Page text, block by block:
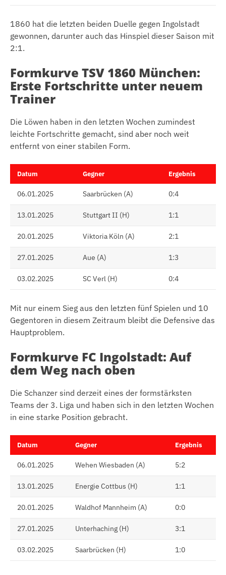
1860 hat die letzten beiden Duelle gegen Ingolstadt
gewonnen, darunter auch das Hinspiel dieser Saison mit
2:1.
Formkurve TSV 1860 München:
Erste Fortschritte unter neuem
Trainer
Die Löwen haben in den letzten Wochen zumindest
leichte Fortschritte gemacht, sind aber noch weit
entfernt von einer stabilen Form.
Datum Gegner Ergebnis
06.01.2025 Saarbrücken (A) 0:4
13.01.2025 Stuttgart II (H) 1:1
20.01.2025 Viktoria Köln (A) 2:1
27.01.2025 Aue (A) 1:3
03.02.2025 SC Verl (H) 0:4
Mit nur einem Sieg aus den letzten fünf Spielen und 10
Gegentoren in diesem Zeitraum bleibt die Defensive das
Hauptproblem.
Formkurve FC Ingolstadt: Auf
dem Weg nach oben
Die Schanzer sind derzeit eines der formstärksten
Teams der 3. Liga und haben sich in den letzten Wochen
in eine starke Position gebracht.
Datum Gegner Ergebnis
06.01.2025 Wehen Wiesbaden (A) 5:2
13.01.2025 Energie Cottbus (H) 1:1
20.01.2025 Waldhof Mannheim (A) 0:0
27.01.2025 Unterhaching (H) 3:1
03.02.2025 Saarbrücken (H) 1:0